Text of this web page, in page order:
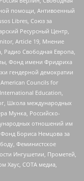
помощи, Антивоенный
Libres, Союз за
Ресурсный Центр,
Article 19, Мнение
Радио Свободная Европа,
Фонд имени Фридриха
гендерной демократии
Councils for
Education,
Школа международных
Мунка, Российско-
отношений им
Бориса Немцова за
Феминистское
Ингушетии, Прометей,
Хаус, СОТА медиа,